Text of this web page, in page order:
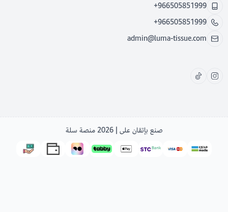
+966505851999
+966505851999
admin@luma-tissue.com
صنع بإتقان على | 2026 منصة سلة